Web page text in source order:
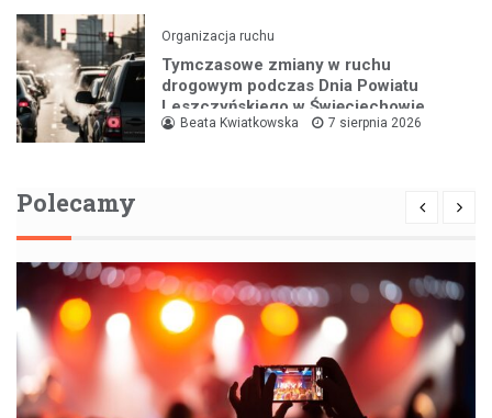
Organizacja ruchu
Tymczasowe zmiany w ruchu
drogowym podczas Dnia Powiatu
Leszczyńskiego w Święciechowie
Beata Kwiatkowska 7 sierpnia 2026
Polecamy